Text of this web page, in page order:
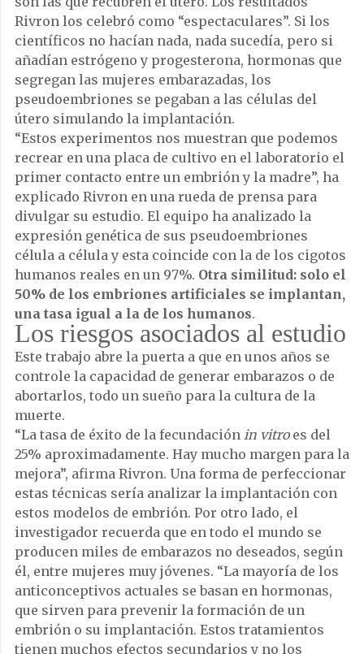
Rivron los celebró como “espectaculares”. Si los
científicos no hacían nada, nada sucedía, pero si
añadían estrógeno y progesterona, hormonas que
segregan las mujeres embarazadas, los
pseudoembriones se pegaban a las células del
útero simulando la implantación.
“Estos experimentos nos muestran que podemos
recrear en una placa de cultivo en el laboratorio el
primer contacto entre un embrión y la madre”, ha
explicado Rivron en una rueda de prensa para
divulgar su estudio. El equipo ha analizado la
expresión genética de sus pseudoembriones
célula a célula y esta coincide con la de los cigotos
humanos reales en un 97%. Otra similitud: solo el
50% de los embriones artificiales se implantan,
una tasa igual a la de los humanos.
Los riesgos asociados al estudio
Este trabajo abre la puerta a que en unos años se
controle la capacidad de generar embarazos o de
abortarlos, todo un sueño para la cultura de la
muerte.
“La tasa de éxito de la fecundación in vitroes del
25% aproximadamente. Hay mucho margen para la
mejora”, afirma Rivron. Una forma de perfeccionar
estas técnicas sería analizar la implantación con
estos modelos de embrión. Por otro lado, el
investigador recuerda que en todo el mundo se
producen miles de embarazos no deseados, según
él, entre mujeres muy jóvenes. “La mayoría de los
anticonceptivos actuales se basan en hormonas,
que sirven para prevenir la formación de un
embrión o su implantación. Estos tratamientos
tienen muchos efectos secundarios y no los